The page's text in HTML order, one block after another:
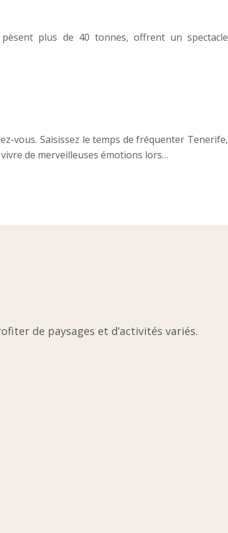
plus de 40 tonnes, offrent un spectacle
vous. Saisissez le temps de fréquenter Tenerife,
de merveilleuses émotions lors…
de paysages et d’activités variés.